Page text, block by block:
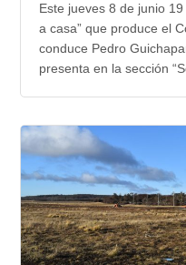
Este jueves 8 de junio
a casa” que produce el
conduce Pedro
presenta en la sección